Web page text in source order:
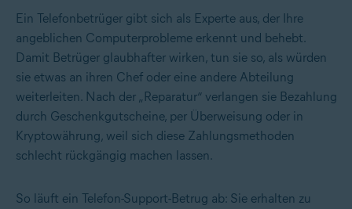
Ein Telefonbetrüger gibt sich als Experte aus, der Ihre
angeblichen Computerprobleme erkennt und behebt.
Damit Betrüger glaubhafter wirken, tun sie so, als würden
sie etwas an ihren Chef oder eine andere Abteilung
weiterleiten. Nach der „Reparatur“ verlangen sie Bezahlung
durch Geschenkgutscheine, per Überweisung oder in
Kryptowährung, weil sich diese Zahlungsmethoden
schlecht rückgängig machen lassen.
So läuft ein Telefon-Support-Betrug ab: Sie erhalten zu